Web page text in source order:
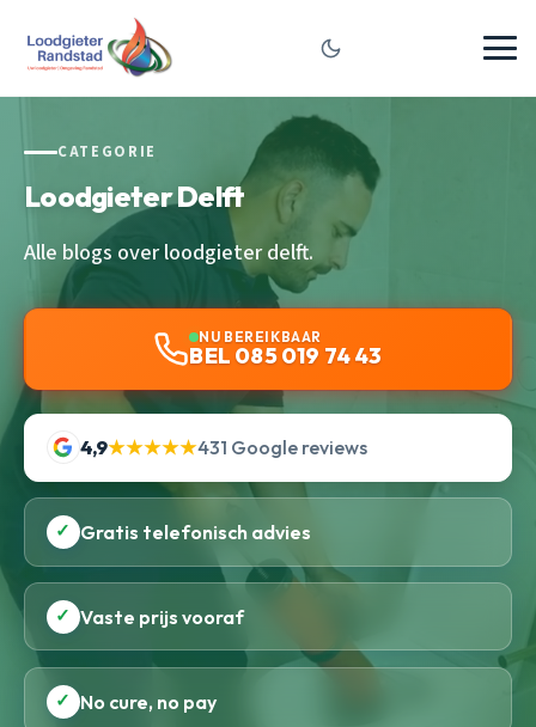
CATEGORIE
Loodgieter Delft
Alle blogs over loodgieter delft.
NU BEREIKBAAR
BEL 085 019 74 43
4,9★★★★★431 Google reviews
✓ Gratis telefonisch advies
✓ Vaste prijs vooraf
✓ No cure, no pay